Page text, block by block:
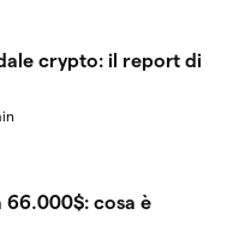
crypto: il report di
66.000$: cosa è